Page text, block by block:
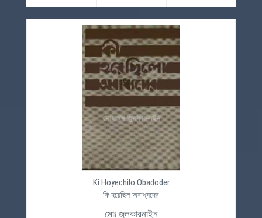
Ki Hoyechilo Obadoder
কি হয়েছিল অবাধ্যদের
মোঃ জুলকারনাইন